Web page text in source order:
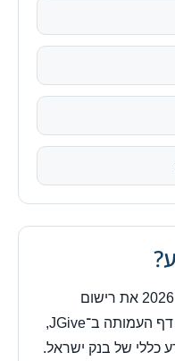
מערכת ZIX בדקה ביום 23 ביולי 2026 את רישום
העמותה בגיידסטאר ישראל, את דף העמותה ב־JGive,
כללי של בנק ישראל.